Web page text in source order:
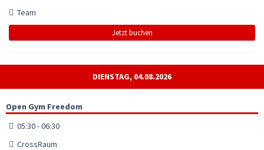
Team
Jetzt buchen
DIENSTAG, 04.08.2026
Open Gym Freedom
05:30 - 06:30
CrossRaum